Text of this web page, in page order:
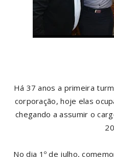
Há 37 anos a primeira
corporação, hoje elas
chegando a assumir o
No dia 1º de julho,